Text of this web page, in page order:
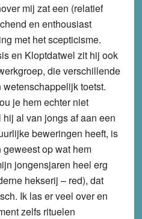
mij zat een (relatief
en enthousiast
met het scepticisme.
en Kloptdatwel zit hij ook
die verschillende
toetst.
je hem echter niet
al van jongs af aan een
beweringen heeft, is
op wat hem
jongensjaren heel erg
hekserij – red), dat
Ik las er veel over en
zelfs rituelen